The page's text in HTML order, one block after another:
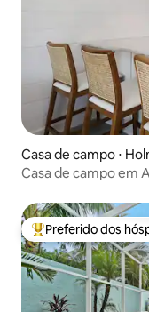
Casa de campo ⋅
Casa de campo em
Entre os melhores
Preferido dos